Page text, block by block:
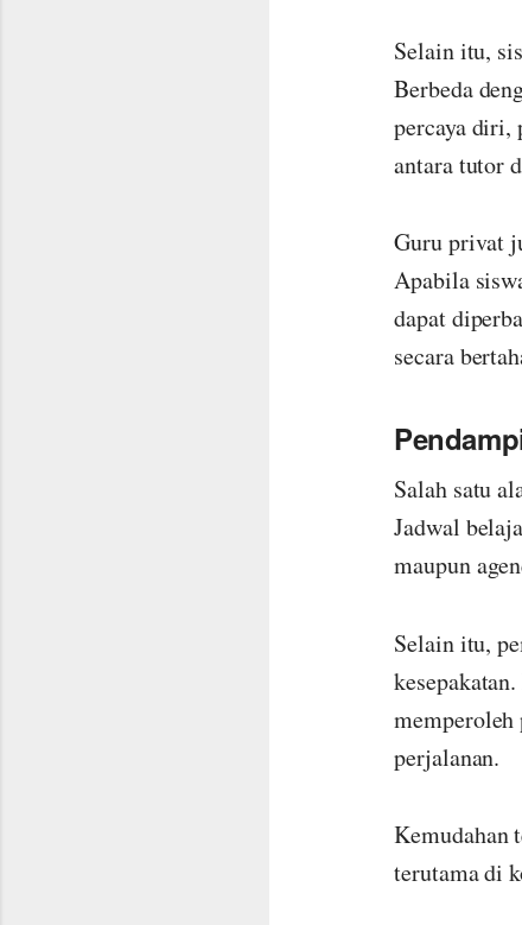
Selain itu,
Berbeda
percaya diri,
antara tutor
Guru privat
Apabila
dapat
secara
Salah satu
Jadwal
maupun
Selain itu,
memperoleh
perjalanan.
Kemudahan
terutama di